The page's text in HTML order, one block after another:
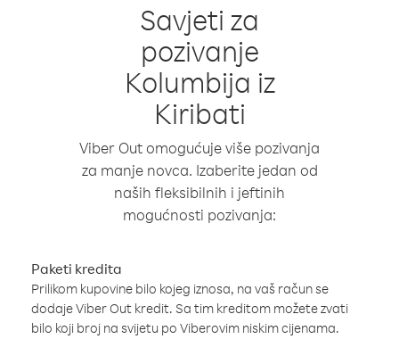
Savjeti za
pozivanje
Kolumbija iz
Kiribati
Viber Out omogućuje više pozivanja
za manje novca. Izaberite jedan od
naših fleksibilnih i jeftinih
mogućnosti pozivanja:
Paketi kredita
Prilikom kupovine bilo kojeg iznosa, na vaš račun se
dodaje Viber Out kredit. Sa tim kreditom možete zvati
bilo koji broj na svijetu po Viberovim niskim cijenama.